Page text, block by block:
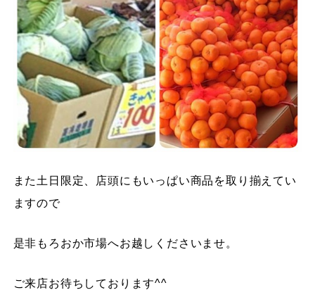
また土日限定、店頭にもいっぱい商品を取り揃えてい
ますので
是非もろおか市場へお越しくださいませ。
ご来店お待ちしております^^